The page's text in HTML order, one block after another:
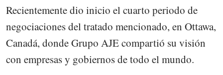
Recientemente dio inicio el cuarto periodo de
negociaciones del tratado mencionado, en Ottawa,
Canadá, donde Grupo AJE compartió su visión
con empresas y gobiernos de todo el mundo.